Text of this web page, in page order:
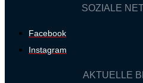
SOZIALE
Facebook
Instagram
AKTUELLE